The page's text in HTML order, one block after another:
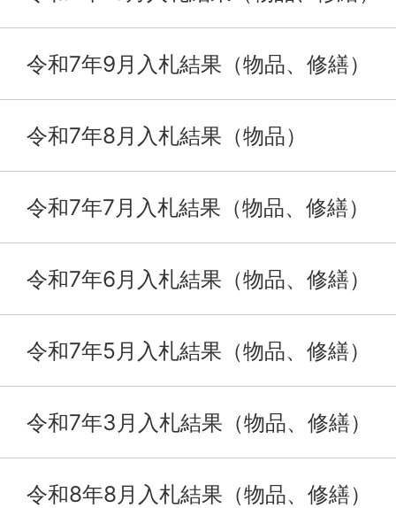
令和7年9月入札結果（物品、修繕）
令和7年8月入札結果（物品）
令和7年7月入札結果（物品、修繕）
令和7年6月入札結果（物品、修繕）
令和7年5月入札結果（物品、修繕）
令和7年3月入札結果（物品、修繕）
令和8年8月入札結果（物品、修繕）